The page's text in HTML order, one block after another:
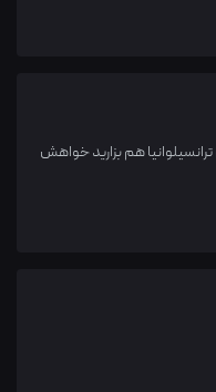
هم بزارید خواهش